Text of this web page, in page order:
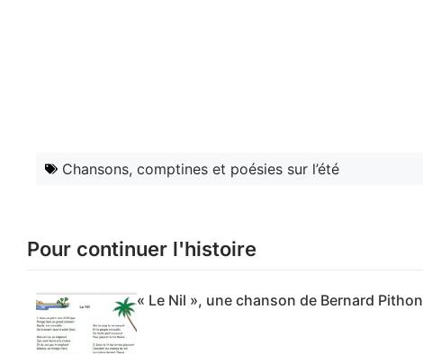
Chansons, comptines et poésies sur l’été
Pour continuer l'histoire
« Le Nil », une chanson de Bernard Pithon